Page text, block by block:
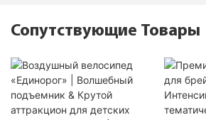
Сопутствующие Товары